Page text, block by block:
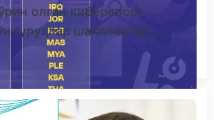
олган киберспорт
гуруҳлар шакллантир...